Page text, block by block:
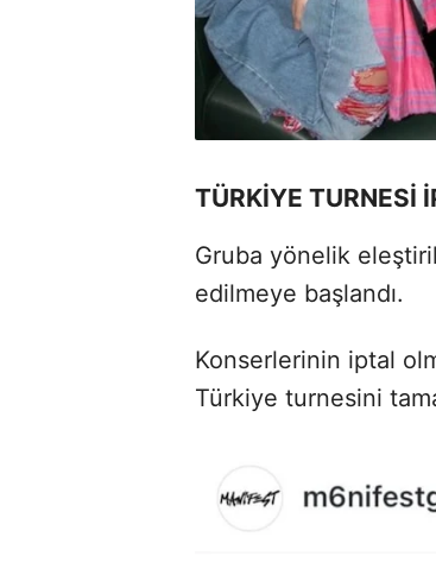
TÜRKİYE TURNESİ
Gruba yönelik
edilmeye başlandı.
Konserlerinin iptal
Türkiye turnesini